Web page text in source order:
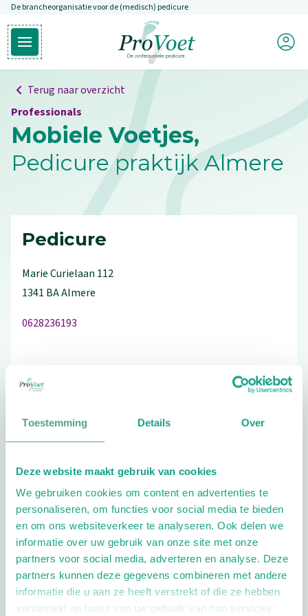
Toestemming Details Over
Deze website maakt gebruik van cookies
We gebruiken cookies om content en advertenties te
personaliseren, om functies voor social media te bieden
en om ons websiteverkeer te analyseren. Ook delen we
informatie over uw gebruik van onze site met onze
partners voor social media, adverteren en analyse. Deze
partners kunnen deze gegevens combineren met andere
informatie die u aan ze heeft verstrekt of die ze hebben
verzameld op basis van uw gebruik van hun services.
Overslaan en naar de inhoud gaan
De brancheorganisatie voor de (medisch) pedicure
Open hoofdmenu
Ga naar de homepagina
Mijn
Terug naar overzicht
Professionals
Mobiele Voetjes,
Pedicure praktijk Almere
Pedicure
Marie Curielaan 112
1341 BAAlmere
0628236193
Schrijf ook een review
Extra opties